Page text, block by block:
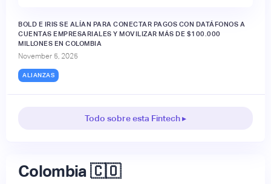
BOLD E IRIS SE ALÍAN PARA CONECTAR PAGOS CON DATÁFONOS A
CUENTAS EMPRESARIALES Y MOVILIZAR MÁS DE $100.000
MILLONES EN COLOMBIA
November 5, 2025
ALIANZAS
Todo sobre esta Fintech ▸
Colombia 🇨🇴